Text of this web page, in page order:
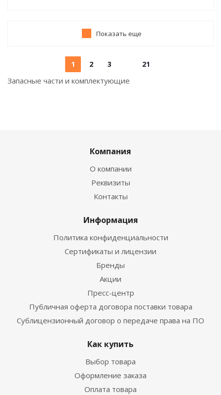
Показать еще
1 2 3 21
Запасные части и комплектующие
Компания
О компании
Реквизиты
Контакты
Информация
Политика конфиденциальности
Сертификаты и лицензии
Бренды
Акции
Пресс-центр
Публичная оферта договора поставки товара
Сублицензионный договор о передаче права на ПО
Как купить
Выбор товара
Оформление заказа
Оплата товара